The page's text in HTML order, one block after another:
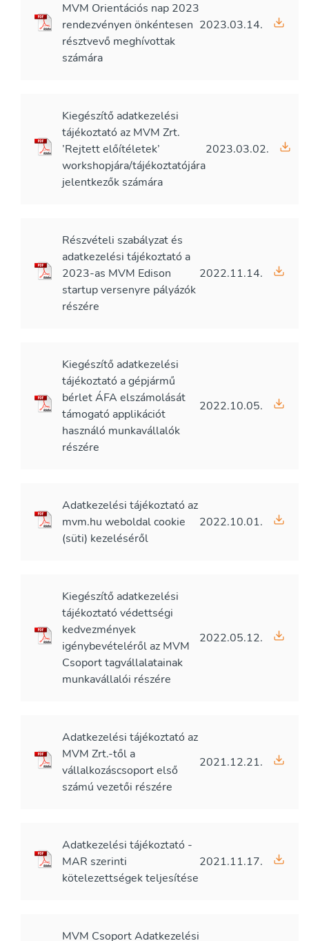
MVM Orientációs nap 2023
rendezvényen önkéntesen
résztvevő meghívottak
számára
2023.03.14.
Kiegészítő adatkezelési
tájékoztató az MVM Zrt.
’Rejtett előítéletek’
workshopjára/tájékoztatójára
jelentkezők számára
2023.03.02.
Részvételi szabályzat és
adatkezelési tájékoztató a
2023-as MVM Edison
startup versenyre pályázók
részére
2022.11.14.
Kiegészítő adatkezelési
tájékoztató a gépjármű
bérlet ÁFA elszámolását
támogató applikációt
használó munkavállalók
részére
2022.10.05.
Adatkezelési tájékoztató az
mvm.hu weboldal cookie
(süti) kezeléséről
2022.10.01.
Kiegészítő adatkezelési
tájékoztató védettségi
kedvezmények
igénybevételéről az MVM
Csoport tagvállalatainak
munkavállalói részére
2022.05.12.
Adatkezelési tájékoztató az
MVM Zrt.-től a
vállalkozáscsoport első
számú vezetői részére
2021.12.21.
Adatkezelési tájékoztató -
MAR szerinti
kötelezettségek teljesítése
2021.11.17.
MVM Csoport Adatkezelési